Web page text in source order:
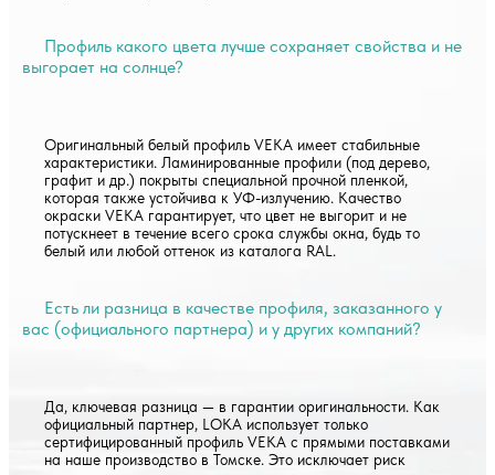
Профиль какого цвета лучше сохраняет свойства и не
выгорает на солнце?
Оригинальный белый профиль VEKA имеет стабильные
характеристики. Ламинированные профили (под дерево,
графит и др.) покрыты специальной прочной пленкой,
которая также устойчива к УФ-излучению. Качество
окраски VEKA гарантирует, что цвет не выгорит и не
потускнеет в течение всего срока службы окна, будь то
белый или любой оттенок из каталога RAL.
Есть ли разница в качестве профиля, заказанного у
вас (официального партнера) и у других компаний?
Да, ключевая разница — в гарантии оригинальности. Как
официальный партнер, LOKA использует только
сертифицированный профиль VEKA с прямыми поставками
на наше производство в Томске. Это исключает риск